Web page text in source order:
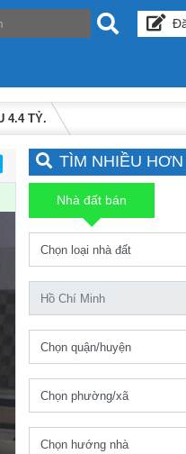
4.4 TỶ.
TÌM NHIỀU HƠN
Nhà đất bán